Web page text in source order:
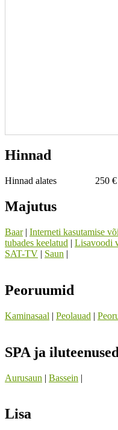
Hinnad
Hinnad alates 250 €
Majutus
Baar| Interneti kasutamise
tubades keelatud | Lisavoodi
SAT-TV | Saun |
Peoruumid
Kaminasaal | Peolauad |
SPA ja iluteenused
Aurusaun | Bassein |
Lisa